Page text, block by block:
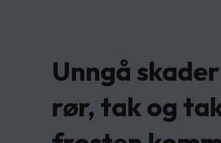
Unngå
rør, tak og